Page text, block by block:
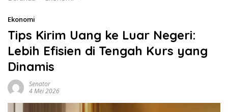
Ekonomi
Tips Kirim Uang ke Luar Negeri:
Lebih Efisien di Tengah Kurs yang
Dinamis
Senator
4 Mei 2026